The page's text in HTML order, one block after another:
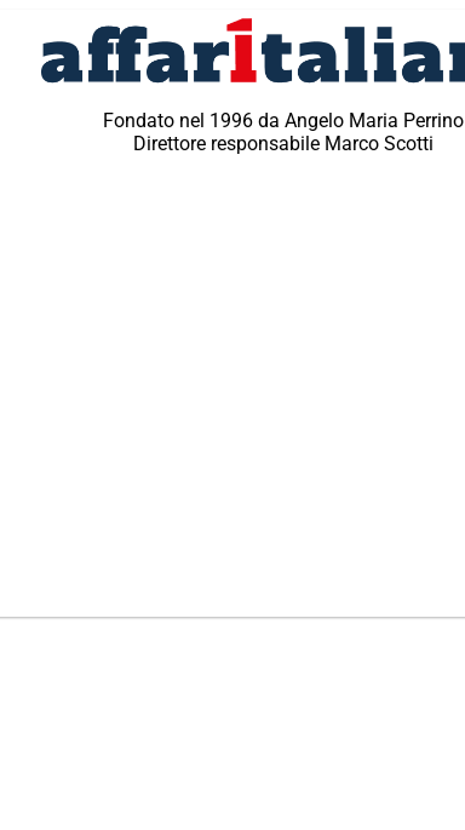
Fondato nel 1996 da Angelo Maria Perrino
Direttore responsabile Marco Scotti